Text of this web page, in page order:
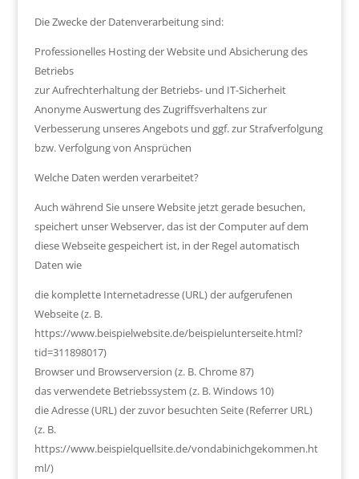
Die Zwecke der Datenverarbeitung sind:
Professionelles Hosting der Website und Absicherung des
Betriebs
zur Aufrechterhaltung der Betriebs- und IT-Sicherheit
Anonyme Auswertung des Zugriffsverhaltens zur
Verbesserung unseres Angebots und ggf. zur Strafverfolgung
bzw. Verfolgung von Ansprüchen
Welche Daten werden verarbeitet?
Auch während Sie unsere Website jetzt gerade besuchen,
speichert unser Webserver, das ist der Computer auf dem
diese Webseite gespeichert ist, in der Regel automatisch
Daten wie
die komplette Internetadresse (URL) der aufgerufenen
Webseite (z. B.
https://www.beispielwebsite.de/beispielunterseite.html?
tid=311898017)
Browser und Browserversion (z. B. Chrome 87)
das verwendete Betriebssystem (z. B. Windows 10)
die Adresse (URL) der zuvor besuchten Seite (Referrer URL)
(z. B.
https://www.beispielquellsite.de/vondabinichgekommen.ht
ml/)